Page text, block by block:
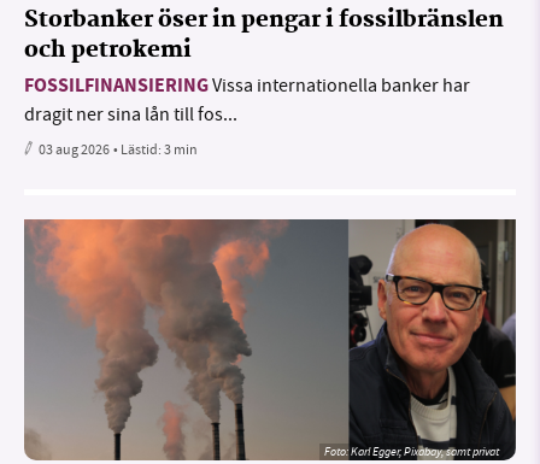
Storbanker öser in pengar i fossilbränslen
och petrokemi
FOSSILFINANSIERINGVissa internationella banker har
dragit ner sina lån till fos...
03 aug 2026• Lästid:3 min
Foto:Karl Egger, Pixabay, samt privat